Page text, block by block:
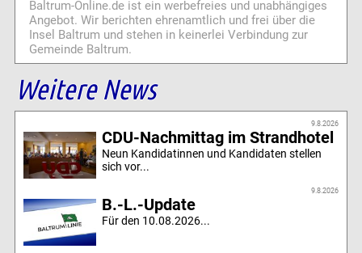
Baltrum-Online.de ist ein werbefreies und unabhängiges
Angebot. Wir berichten ehrenamtlich und frei über die
Insel Baltrum und stehen in keinerlei Verbindung zur
Gemeinde Baltrum.
Weitere News
9.8.2026
CDU-Nachmittag im Strandhotel
Neun Kandidatinnen und Kandidaten stellen
sich vor...
9.8.2026
B.-L.-Update
Für den 10.08.2026...